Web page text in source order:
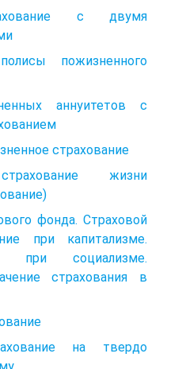
с двумя
пожизненного
аннуитетов с
страхование
жизни
фонда. Страховой
при капитализме.
при социализме.
страхования в
на твердо